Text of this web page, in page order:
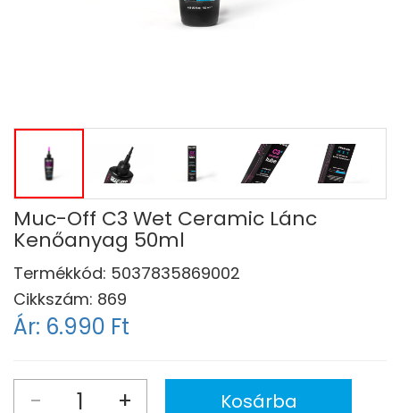
Muc-Off C3 Wet Ceramic Lánc
Kenőanyag 50ml
Termékkód: 5037835869002
Cikkszám: 869
Ár: 6.990 Ft